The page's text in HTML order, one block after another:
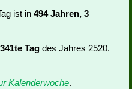
ist in 494 Jahren, 3
341te Tag des Jahres 2520.
Kalenderwoche.